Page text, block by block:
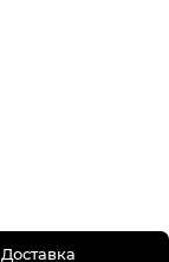
Доставка